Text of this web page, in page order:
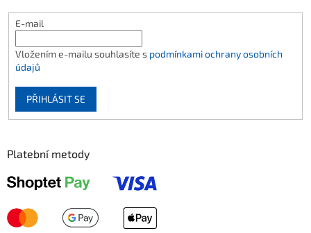
E-mail
Vložením e-mailu souhlasíte s podmínkami ochrany osobních
údajů
PŘIHLÁSIT SE
Platební metody